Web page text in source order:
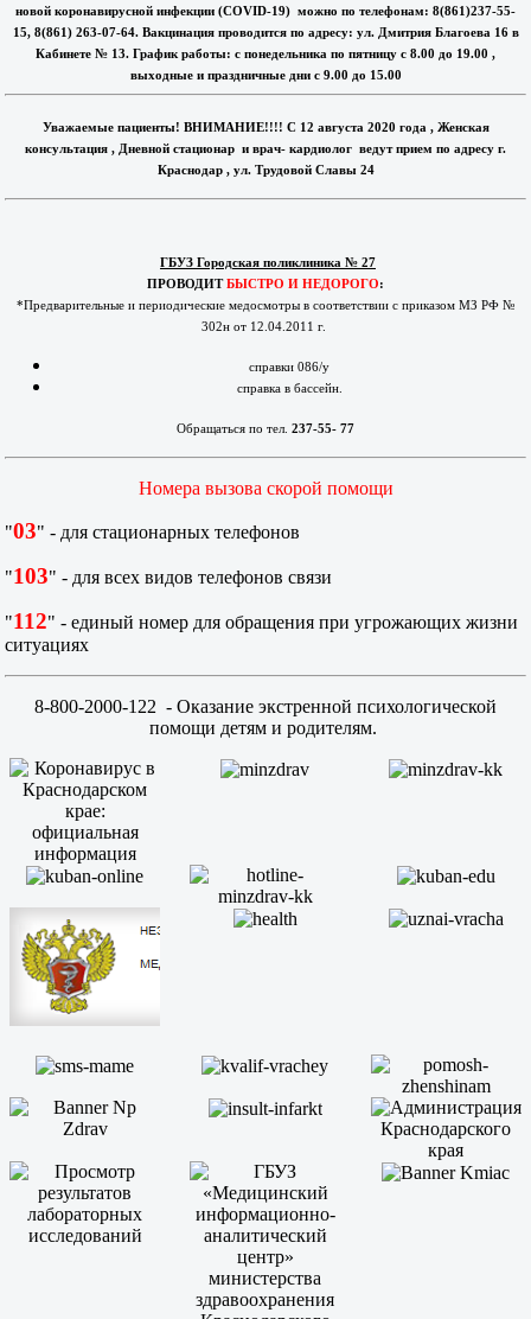
новой коронавирусной инфекции (COVID-19) можно по телефонам: 8(861)237-55-
15, 8(861) 263-07-64. Вакцинация проводится по адресу: ул. Дмитрия Благоева 16 в
Кабинете № 13. График работы: с понедельника по пятницу с 8.00 до 19.00 ,
выходные и праздничные дни с 9.00 до 15.00
Уважаемые пациенты! ВНИМАНИЕ!!!! С 12 августа 2020 года , Женская
консультация , Дневной стационар и врач- кардиолог ведут прием по адресу г.
Краснодар , ул. Трудовой Славы 24
ГБУЗ Городская поликлиника № 27
ПРОВОДИТБЫСТРО И НЕДОРОГО:
*Предварительные и периодические медосмотры в соответствии с приказом МЗ РФ №
302н от 12.04.2011 г.
справки 086/у
справка в бассейн.
Обращаться по тел. 237-55- 77
Номера вызова скорой помощи
"03" - для стационарных телефонов
"103" - для всех видов телефонов связи
"112" - единый номер для обращения при угрожающих жизни
ситуациях
8-800-2000-122 - Оказание экстренной психологической
помощи детям и родителям.